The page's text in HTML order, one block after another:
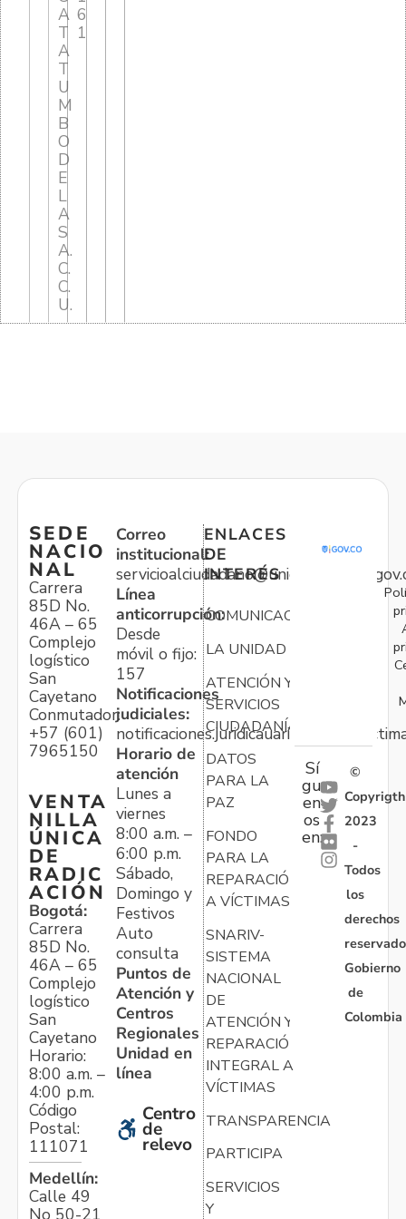
A
T
A
T
U
M
B
O
D
E
L
A
S
A.
C.
C.
U.
6
1
SEDE
NACIO
NAL
Carrera
85D No.
46A – 65
Complejo
logístico
San
Cayetano
Conmutador:
+57 (601)
7965150
VENTA
NILLA
ÚNICA
DE
RADIC
ACIÓN
Bogotá:
Carrera
85D No.
46A – 65
Complejo
logístico
San
Cayetano
Horario:
8:00 a.m. –
4:00 p.m.
Código
Postal:
111071
Medellín:
Calle 49
No 50-21
Correo
institucional:
Línea
anticorrupción:
Desde
móvil o fijo:
157
Notificaciones
judiciales:
Horario de
atención
Lunes a
viernes
8:00 a.m. –
6:00 p.m.
Sábado,
Domingo y
Festivos
Auto
consulta
Puntos de
Atención y
Centros
Regionales
Unidad en
línea
Centro
de
relevo
ENLACES
DE
INTERÉS
COMUNICACIONES
LA UNIDAD
ATENCIÓN Y
SERVICIOS
CIUDADANÍA
DATOS
PARA LA
PAZ
FONDO
PARA LA
REPARACIÓN
A VÍCTIMAS
SNARIV-
SISTEMA
NACIONAL
DE
ATENCIÓN Y
REPARACIÓN
INTEGRAL A
VÍCTIMAS
TRANSPARENCIA
PARTICIPA
SERVICIOS
Y
Sí
gu
en
os
en:
©
Copyrigth
2023
-
Todos
los
derechos
Gobierno
de
Colombia